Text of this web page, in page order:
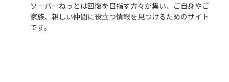
ソーバーねっとは回復を目指す方々が集い、ご自身やご
家族、親しい仲間に役立つ情報を見つけるためのサイト
です。